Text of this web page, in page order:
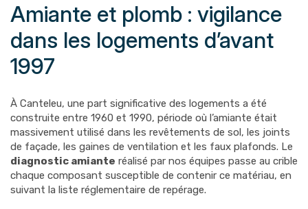
Amiante et plomb : vigilance
dans les logements d’avant
1997
À Canteleu, une part significative des logements a été
construite entre 1960 et 1990, période où l’amiante était
massivement utilisé dans les revêtements de sol, les joints
de façade, les gaines de ventilation et les faux plafonds. Le
diagnostic amiante réalisé par nos équipes passe au crible
chaque composant susceptible de contenir ce matériau, en
suivant la liste réglementaire de repérage.